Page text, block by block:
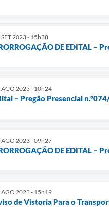
2023 - 15h38
DE EDITAL –
AGO 2023 - 10h24
– Pregão Presencial
AGO 2023 - 09h27
DE EDITAL –
AGO 2023 - 15h19
de Vistoria Para o